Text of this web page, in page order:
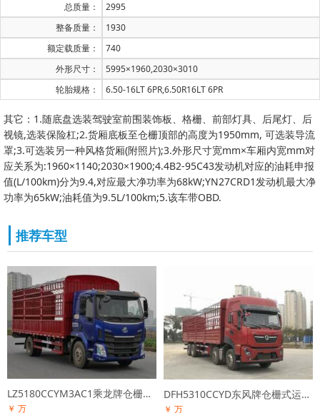
总质量：
2995
整备质量：
1930
额定载质量：
740
外形尺寸：
5995×1960,2030×3010
轮胎规格：
6.50-16LT 6PR,6.50R16LT 6PR
其它：1.随底盘选装驾驶室前围装饰板、格栅、前部灯具、后尾灯、后
视镜,选装保险杠;2.货厢底板至仓栅顶部的高度为1950mm, 可选装导流
罩;3.可选装另一种风格货厢(附照片);3.外形尺寸宽mm×车厢内宽mm对
应关系为:1960×1140;2030×1900;4.4B2-95C43发动机对应的油耗申报
值(L/100km)分为9.4,对应最大净功率为68kW;YN27CRD1发动机最大净
功率为65kW;油耗值为9.5L/100km;5.该车带OBD.
推荐车型
LZ5180CCYM3AC1乘龙牌仓栅式运输车
￥ 万
DFH5310CCYD东风牌仓栅式运输车
￥ 万